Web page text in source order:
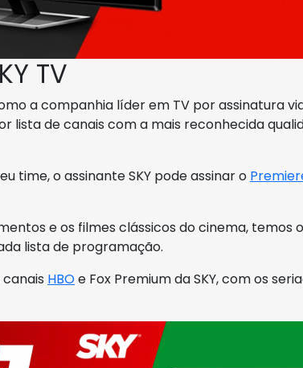
TV
a companhia líder em TV por assinatura
lista de canais com a mais reconhecida
time, o assinante SKY pode assinar o
e os filmes clássicos do cinema, temos
lista de programação.
HBOe Fox Premium da SKY, com os